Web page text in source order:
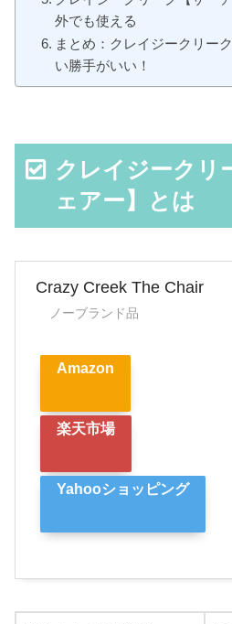
外でも使える
まとめ：クレイジークリー
い勝手がいい！
クレイジークリ
ェアー】とは
Crazy Creek The Chair
ノーブランド品
Amazon
楽天市場
Yahooショッピング